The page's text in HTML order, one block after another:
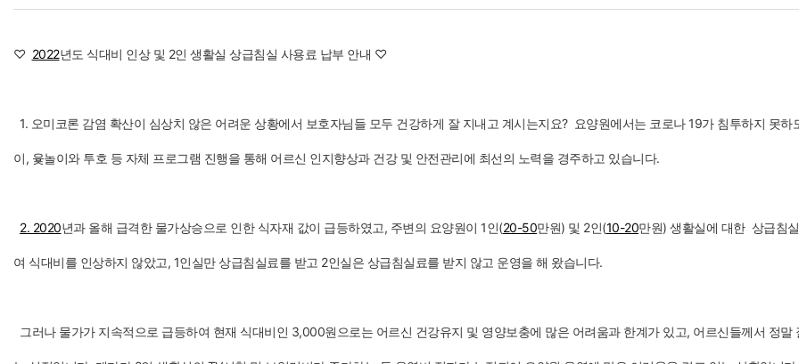
♡ 2022년도 식대비 인상 및 2인 생활실 상급침실 사용료 납부 안내 ♡
1. 오미코론 감염 확산이 심상치 않은 어려운 상황에서 보호자님들 모두 건강하게 잘 지내고 계시는지요? 요양원에서는 코로나 19가 침투하지 못
이, 윷놀이와 투호 등 자체 프로그램 진행을 통해 어르신 인지향상과 건강 및 안전관리에 최선의 노력을 경주하고 있습니다.
2. 2020년과 올해 급격한 물가상승으로 인한 식자재 값이 급등하였고, 주변의 요양원이 1인(20-50만원) 및 2인(10-20만원) 생활실에 대한 상급침
여 식대비를 인상하지 않았고, 1인실만 상급침실료를 받고 2인실은 상급침실료를 받지 않고 운영을 해 왔습니다.
그러나 물가가 지속적으로 급등하여 현재 식대비인 3,000원으로는 어르신 건강유지 및 영양보충에 많은 어려움과 한계가 있고, 어르신들께서 정